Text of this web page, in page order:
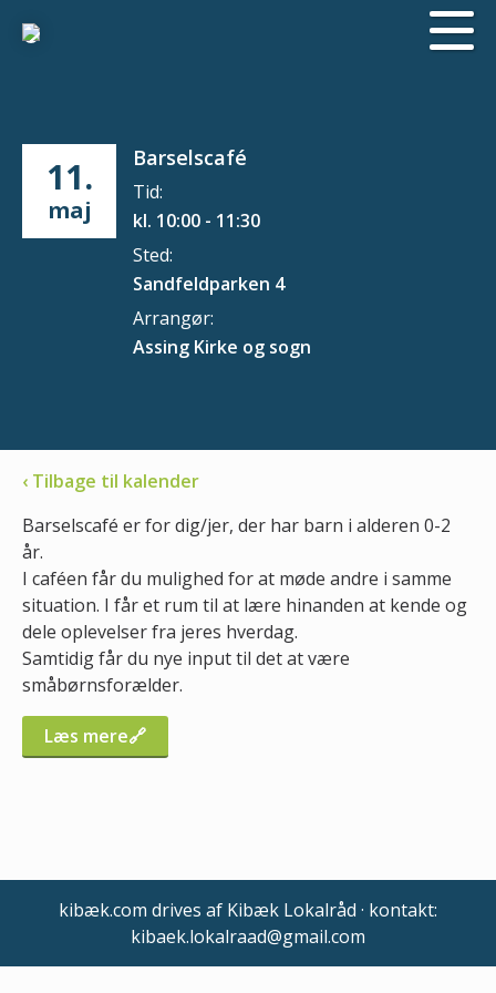
11.
maj
Barselscafé
Tid:
kl. 10:00 - 11:30
Sted:
Sandfeldparken 4
Arrangør:
Assing Kirke og sogn
‹ Tilbage til kalender
Barselscafé er for dig/jer, der har barn i alderen 0-2
år.
I caféen får du mulighed for at møde andre i samme
situation. I får et rum til at lære hinanden at kende og
dele oplevelser fra jeres hverdag.
Samtidig får du nye input til det at være
småbørnsforælder.
Læs mere
kibæk.com drives af Kibæk Lokalråd · kontakt:
kibaek.lokalraad@gmail.com